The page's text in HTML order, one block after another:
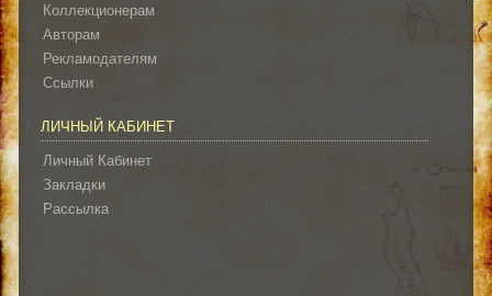
Коллекционерам
Авторам
Рекламодателям
Ссылки
ЛИЧНЫЙ КАБИНЕТ
Личный Кабинет
Закладки
Рассылка